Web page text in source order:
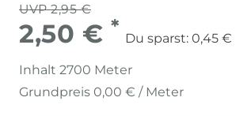
UVP 2,95 €
2,50 € *
Du sparst: 0,45 €
Inhalt 2700 Meter
Grundpreis 0,00 € / Meter